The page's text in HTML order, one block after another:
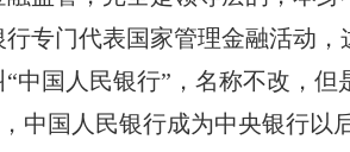
专门代表国家管理金融活动
中国人民银行”，名称不改，但
中国人民银行成为中央银行以